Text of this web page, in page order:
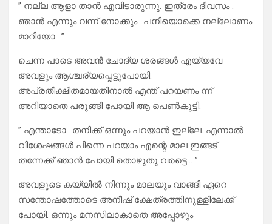
” നല്ല ആളാ താൻ എവിടാരുന്നു. ഇത്രേം ദിവസം .
ഞാൻ എന്നും വന്ന് നോക്കും.. പനിയൊക്കെ നല്ലോണം
മാറിയോ.. ”
ചെന്ന പാടെ അവൻ ചോദ്യ ശരങ്ങൾ എയ്യവേ
അവളും ആശ്ചര്യപ്പെട്ടുപോയി.
അപ്രതീക്ഷിതമായതിനാൽ എന്ത് പറയണം ന്ന്
അറിയാതെ പരുങ്ങി പോയി ആ പെൺകുട്ടി.
” എന്താടോ.. തനിക്ക് ഒന്നും പറയാൻ ഇല്ലേ. എന്നാൽ
വിശേഷങ്ങൾ പിന്നെ പറയാം എന്റെ മാല ഇങ്ങട്
തന്നേക്ക് ഞാൻ പോയി തൊഴുതു വരട്ടെ… ”
അവളുടെ കയ്യിൽ നിന്നും മാലയും വാങ്ങി ഏറെ
സന്തോഷത്തോടെ അനീഷ് ക്ഷേത്രത്തിനുള്ളിലേക്ക്
പോയി. ഒന്നും മനസിലാകാതെ അപ്പോഴും